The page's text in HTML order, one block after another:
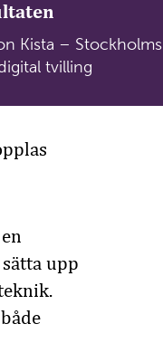
Kista – Stockholms
tvilling
upp